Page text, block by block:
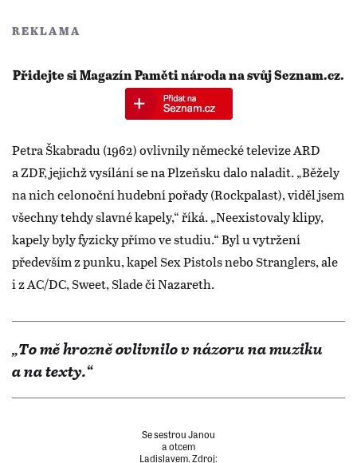
REKLAMA
Přidejte si Magazín Paměti národa na svůj Seznam.cz.
Petra Škabradu (1962) ovlivnily německé televize ARD
a ZDF, jejichž vysílání se na Plzeňsku dalo naladit. „Běžely
na nich celonoční hudební pořady (Rockpalast), viděl jsem
všechny tehdy slavné kapely,“ říká. „Neexistovaly klipy,
kapely byly fyzicky přímo ve studiu.“ Byl u vytržení
především z punku, kapel Sex Pistols nebo Stranglers, ale
i z AC/DC, Sweet, Slade či Nazareth.
„To mě hrozně ovlivnilo v názoru na muziku
a na texty.“
Se sestrou Janou
a otcem
Ladislavem. Zdroj: